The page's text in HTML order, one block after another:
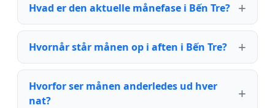
Hvad er den aktuelle månefase i Bến Tre?
Hvornår står månen op i aften i Bến Tre?
Hvorfor ser månen anderledes ud hver
nat?